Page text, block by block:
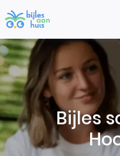
Bijles